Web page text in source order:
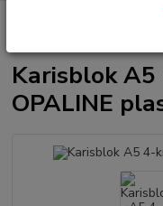
Karisblok
OPALINE